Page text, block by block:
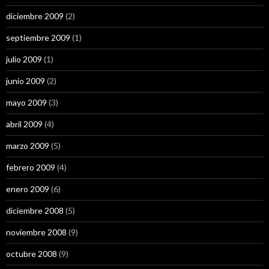
diciembre 2009 (2)
septiembre 2009 (1)
julio 2009 (1)
junio 2009 (2)
mayo 2009 (3)
abril 2009 (4)
marzo 2009 (5)
febrero 2009 (4)
enero 2009 (6)
diciembre 2008 (5)
noviembre 2008 (9)
octubre 2008 (9)